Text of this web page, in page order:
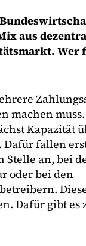
aus
Wer
machen
Kapazität
fallen
Stelle an, bei
oder bei den
Dafür gibt es